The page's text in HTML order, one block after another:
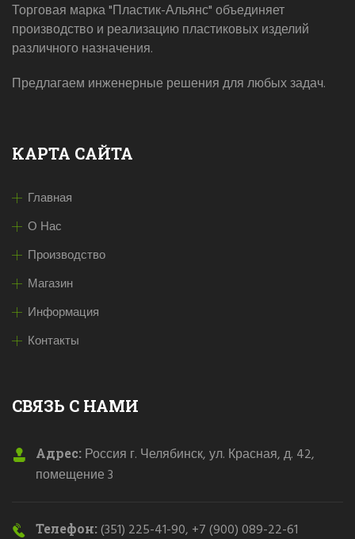
Торговая марка "Пластик-Альянс" объединяет
производство и реализацию пластиковых изделий
различного назначения.
Предлагаем инженерные решения для любых задач.
КАРТА САЙТА
Главная
О Нас
Производство
Магазин
Информация
Контакты
СВЯЗЬ С НАМИ
Адрес: Россия г. Челябинск, ул. Красная, д. 42,
помещение 3
Телефон:(351) 225-41-90, +7 (900) 089-22-61